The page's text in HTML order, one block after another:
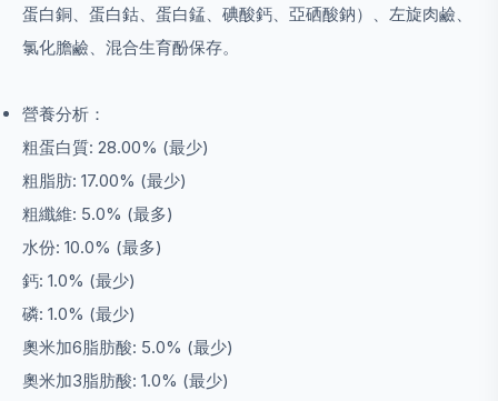
蛋白銅、蛋白鈷、蛋白錳、碘酸鈣、亞硒酸鈉）、左旋肉鹼、
氯化膽鹼、混合生育酚保存。
營養分析：
粗蛋白質: 28.00% (最少)
粗脂肪: 17.00% (最少)
粗纖維: 5.0% (最多)
水份: 10.0% (最多)
鈣: 1.0% (最少)
磷: 1.0% (最少)
奧米加6脂肪酸: 5.0% (最少)
奧米加3脂肪酸: 1.0% (最少)